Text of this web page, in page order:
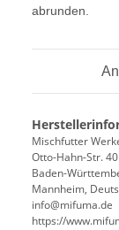
abrunden.
Mischfutter
Otto-Hahn-Str. 40
Baden-
Mannheim,
info@mifuma.de
https://